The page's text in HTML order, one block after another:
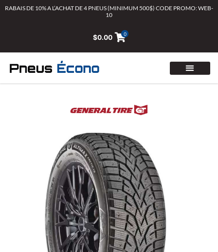
AllerRABAIS DE 10% A L’ACHAT DE 4 PNEUS (MINIMUM 500$) CODE PROMO: WEB-
10
$0.00 0